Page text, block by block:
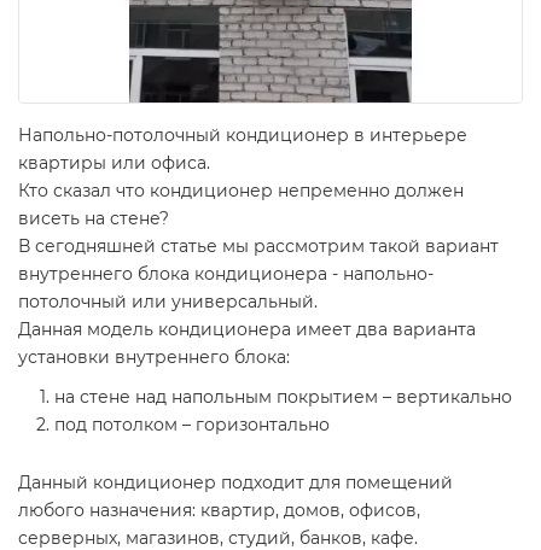
Напольно-потолочный кондиционер в интерьере
квартиры или офиса.
Кто сказал что кондиционер непременно должен
висеть на стене?
В сегодняшней статье мы рассмотрим такой вариант
внутреннего блока кондиционера - напольно-
потолочный или универсальный.
Данная модель кондиционера имеет два варианта
установки внутреннего блока:
на стене над напольным покрытием – вертикально
под потолком – горизонтально
Данный кондиционер подходит для помещений
любого назначения: квартир, домов, офисов,
серверных, магазинов, студий, банков, кафе.